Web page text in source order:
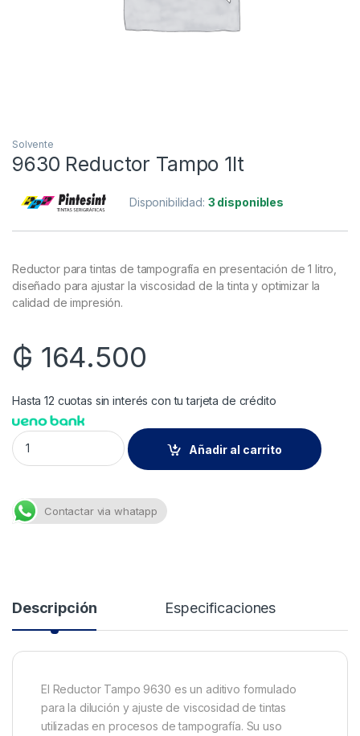
Solvente
9630 Reductor Tampo 1lt
Disponibilidad: 3 disponibles
Reductor para tintas de tampografía en presentación de 1 litro,
diseñado para ajustar la viscosidad de la tinta y optimizar la
calidad de impresión.
₲ 164.500
Hasta 12 cuotas sin interés con tu tarjeta de crédito
9630 Reductor Tampo 1lt quantity
Añadir al carrito
Contactar via whatapp
Descripción Especificaciones
El Reductor Tampo 9630 es un aditivo formulado
para la dilución y ajuste de viscosidad de tintas
utilizadas en procesos de tampografía. Su uso